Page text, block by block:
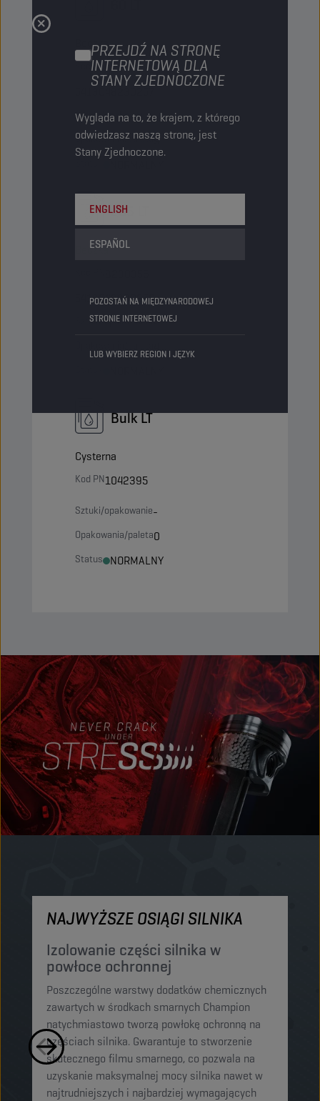
PRZEJDŹ NA STRONĘ
INTERNETOWĄ DLA
STANY ZJEDNOCZONE
Wygląda na to, że krajem, z którego
odwiedzasz naszą stronę, jest
Stany Zjednoczone.
ENGLISH
ESPAÑOL
POZOSTAŃ NA MIĘDZYNARODOWEJ
STRONIE INTERNETOWEJ
LUB WYBIERZ REGION I JĘZYK
Beczka
Kod PN 8230257
Sztuki/opakowanie-
Opakowania/paleta9
Status
205 LT
Beczka
5413048230356
Sztuki/opakowanie-
Bulk LT
Cysterna
Kod PN1042395
Sztuki/opakowanie-
Opakowania/paleta0
Status NORMALNY
NAJWYŻSZE OSIĄGI SILNIKA
Izolowanie części silnika w
powłoce ochronnej
Poszczególne warstwy dodatków chemicznych
zawartych w środkach smarnych Champion
natychmiastowo tworzą powłokę ochronną na
częściach silnika. Gwarantuje to stworzenie
skutecznego filmu smarnego, co pozwala na
uzyskanie maksymalnej mocy silnika nawet w
najtrudniejszych i najbardziej wymagających